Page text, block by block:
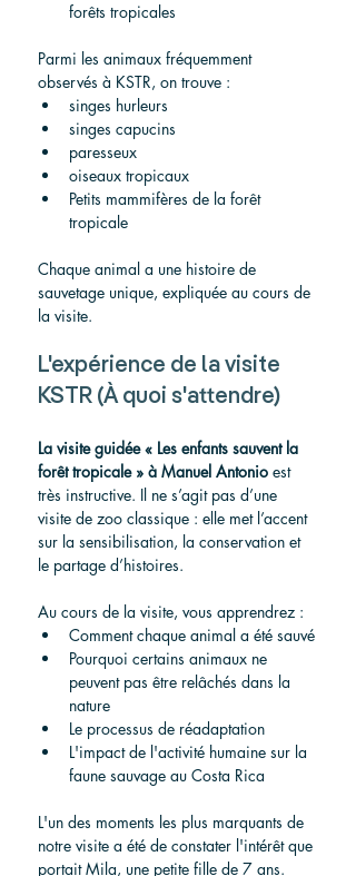
forêts tropicales
Parmi les animaux fréquemment
observés à KSTR, on trouve :
singes hurleurs
singes capucins
paresseux
oiseaux tropicaux
Petits mammifères de la forêt
tropicale
Chaque animal a une histoire de
sauvetage unique, expliquée au cours de
la visite.
L'expérience de la visite
KSTR (À quoi s'attendre)
La visite guidée « Les enfants sauvent la
forêt tropicale » à Manuel Antonio est
très instructive. Il ne s’agit pas d’une
visite de zoo classique : elle met l’accent
sur la sensibilisation, la conservation et
le partage d’histoires.
Au cours de la visite, vous apprendrez :
Comment chaque animal a été sauvé
Pourquoi certains animaux ne
peuvent pas être relâchés dans la
nature
Le processus de réadaptation
L'impact de l'activité humaine sur la
faune sauvage au Costa Rica
L'un des moments les plus marquants de
notre visite a été de constater l'intérêt que
portait Mila, une petite fille de 7 ans.